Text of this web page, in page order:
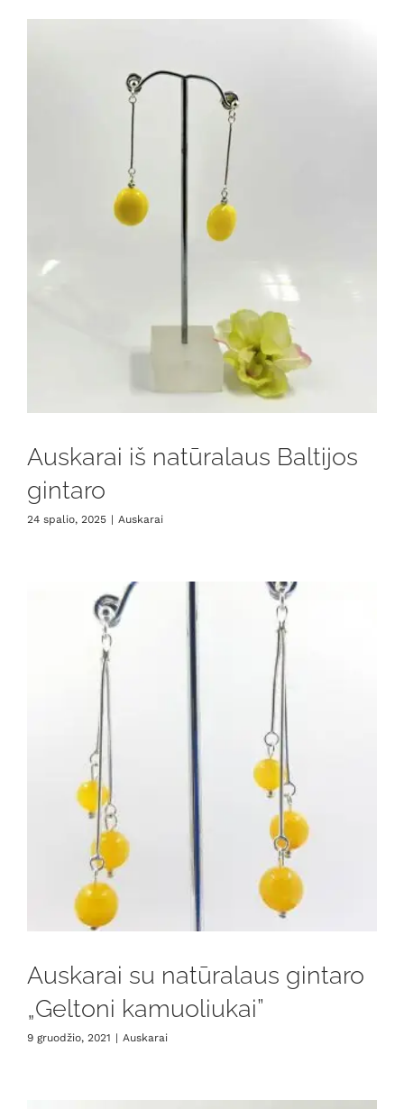
Auskarai iš natūralaus Baltijos
gintaro
24 spalio, 2025 | Auskarai
Auskarai su natūralaus gintaro
„Geltoni kamuoliukai”
9 gruodžio, 2021 | Auskarai